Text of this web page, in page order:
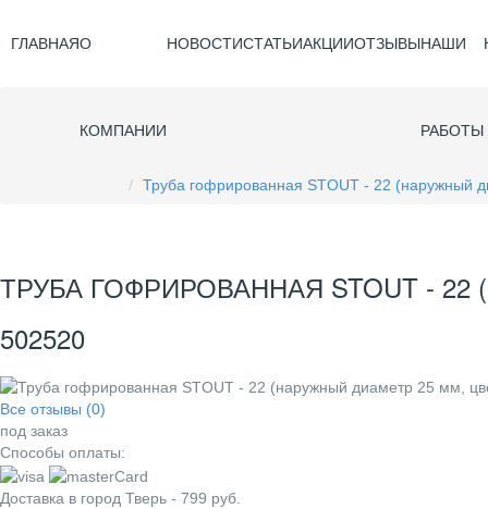
ГЛАВНАЯО
КОМПАНИИ
НОВОСТИСТАТЬИАКЦИИОТЗЫВЫНАШИ
РАБОТЫ
Труба гофрированная STOUT - 22 (наружный
ТРУБА ГОФРИРОВАННАЯ STOUT -
502520
Все отзывы (0)
под заказ
Способы оплаты:
Доставка в город Тверь - 799 руб.